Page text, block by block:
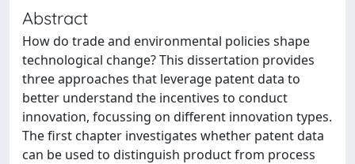
Abstract
How do trade and environmental policies shape
technological change? This dissertation provides
three approaches that leverage patent data to
better understand the incentives to conduct
innovation, focussing on different innovation types.
The first chapter investigates whether patent data
can be used to distinguish product from process